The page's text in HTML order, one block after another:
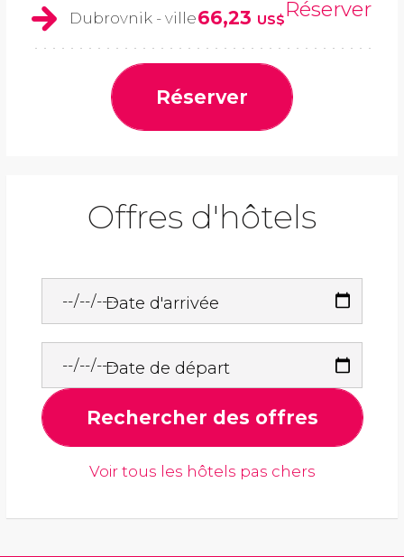
Dubrovnik - ville66,23 US$Réserver
Réserver
Offres d'hôtels
Date d'arrivée
Date de départ
Rechercher des offres
Voir tous les hôtels pas chers